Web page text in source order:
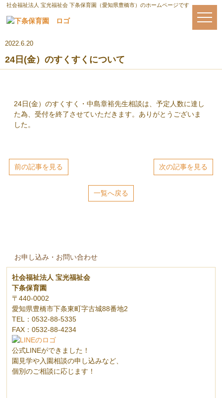
社会福祉法人 宝光福祉会 下条保育園（愛知県豊橋市）のホームページです
2022.6.20
24日(金）のすくすくについて
24日(金）のすくすく・中島章裕先生相談は、予定人数に達し
た為、受付を終了させていただきます。ありがとうございま
した。
前の記事を見る 次の記事を見る
一覧へ戻る
お申し込み・お問い合わせ
社会福祉法人 宝光福祉会
下条保育園
〒440-0002
愛知県豊橋市下条東町字古城88番地2
TEL：0532-88-5335
FAX：0532-88-4234
公式LINEができました！
園見学や入園相談の申し込みなど、
個別のご相談に応じます！